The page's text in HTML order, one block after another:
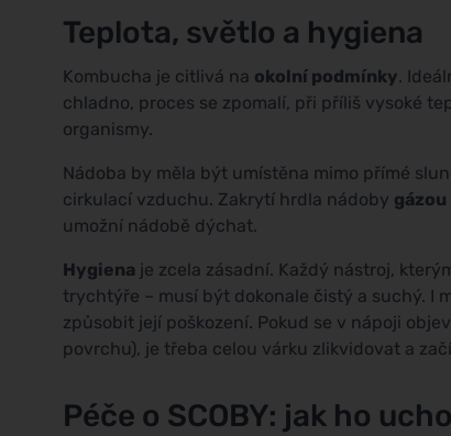
Teplota, světlo a hygiena
Kombucha je citlivá na okolní podmínky.
chladno, proces se zpomalí, při příliš vysoké
organismy.
Nádoba by měla být umístěna mimo přímé
cirkulací vzduchu. Zakrytí hrdla nádoby gázou
umožní nádobě dýchat.
Hygiena je zcela zásadní. Každý nástroj,
trychtýře – musí být dokonale čistý a suchý. I
způsobit její poškození. Pokud se v nápoji
povrchu), je třeba celou várku zlikvidovat a
Péče o SCOBY: jak ho